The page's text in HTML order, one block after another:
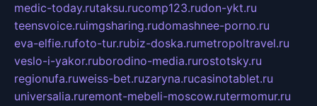
medic-today.rutaksu.rucomp123.rudon-ykt.ru
teensvoice.ruimgsharing.rudomashnee-porno.ru
eva-elfie.rufoto-tur.rubiz-doska.rumetropoltravel.ru
veslo-i-yakor.ruborodino-media.rurostotsky.ru
regionufa.ruweiss-bet.ruzaryna.rucasinotablet.ru
universalia.ruremont-mebeli-moscow.rutermomur.ru